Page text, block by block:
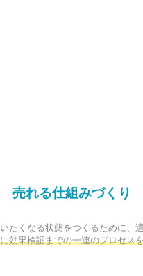
売れる仕組みづくり
たくなる状態をつくるために
効果検証までの一連のプロセス